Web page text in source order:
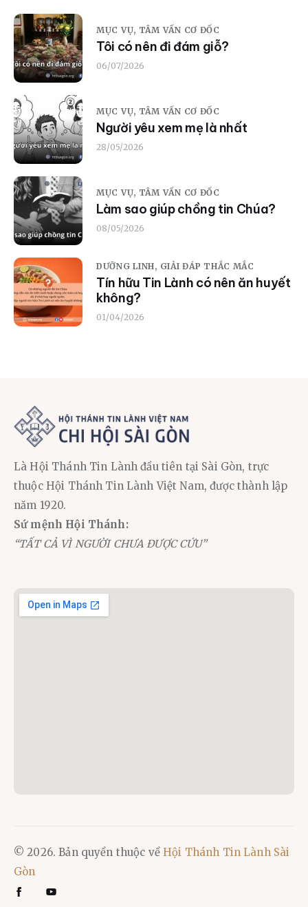
MỤC VỤ, TÂM VẤN CƠ ĐỐC
Tôi có nên đi đám giỗ?
06/07/2026
MỤC VỤ, TÂM VẤN CƠ ĐỐC
Người yêu xem mẹ là nhất
28/05/2026
MỤC VỤ, TÂM VẤN CƠ ĐỐC
Làm sao giúp chồng tin Chúa?
08/05/2026
DƯỠNG LINH, GIẢI ĐÁP THẮC MẮC
Tín hữu Tin Lành có nên ăn huyết
không?
01/04/2026
Là Hội Thánh Tin Lành đầu tiên tại Sài Gòn, trực
thuộc Hội Thánh Tin Lành Việt Nam, được thành lập
năm 1920.
Sứ mệnh Hội Thánh:
“TẤT CẢ VÌ NGƯỜI CHƯA ĐƯỢC CỨU”
© 2026. Bản quyền thuộc vềHội Thánh Tin Lành Sài
Gòn